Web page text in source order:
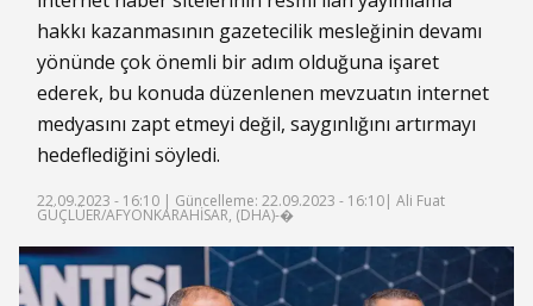
hakkı kazanmasının gazetecilik mesleğinin devamı
yönünde çok önemli bir adım olduğuna işaret
ederek, bu konuda düzenlenen mevzuatın internet
medyasını zapt etmeyi değil, saygınlığını artırmayı
hedeflediğini söyledi.
22.09.2023 - 16:10 | Güncelleme: 22.09.2023 - 16:10| Ali Fuat
GÜÇLÜER/AFYONKARAHİSAR, (DHA)-�